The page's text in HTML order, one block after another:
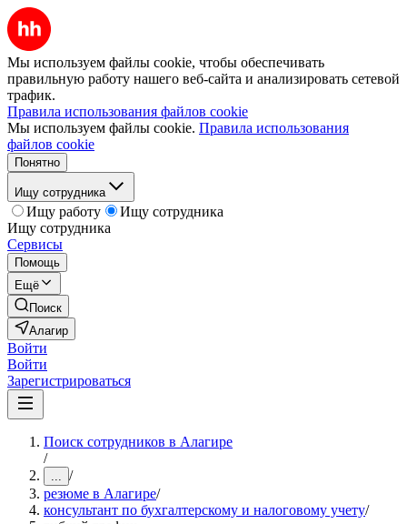
Мы используем файлы cookie, чтобы обеспечивать
правильную работу нашего веб-сайта и анализировать сетевой
трафик.
Правила использования файлов cookie
Мы используем файлы cookie. Правила использования
файлов cookie
Понятно
Ищу сотрудника
Ищу работу
Ищу сотрудника
Ищу сотрудника
Сервисы
Помощь
Ещё
Поиск
Алагир
Войти
Войти
Зарегистрироваться
Поиск сотрудников в Алагире
/
... /
резюме в Алагире/
консультант по бухгалтерскому и налоговому учету/